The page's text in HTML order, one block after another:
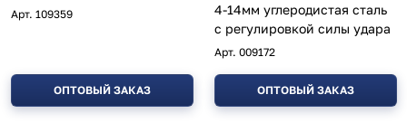
Арт. 109359
ОПТОВЫЙ ЗАКАЗ
4-14мм углеродистая сталь
с регулировкой силы удара
Арт. 009172
ОПТОВЫЙ ЗАКАЗ